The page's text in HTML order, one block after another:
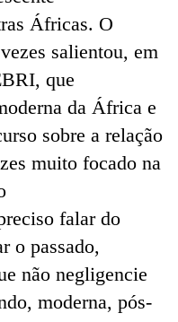
Áfricas. O
salientou, em
que
da África e
sobre a relação
muito focado na
falar do
o passado,
não negligencie
moderna, pós-